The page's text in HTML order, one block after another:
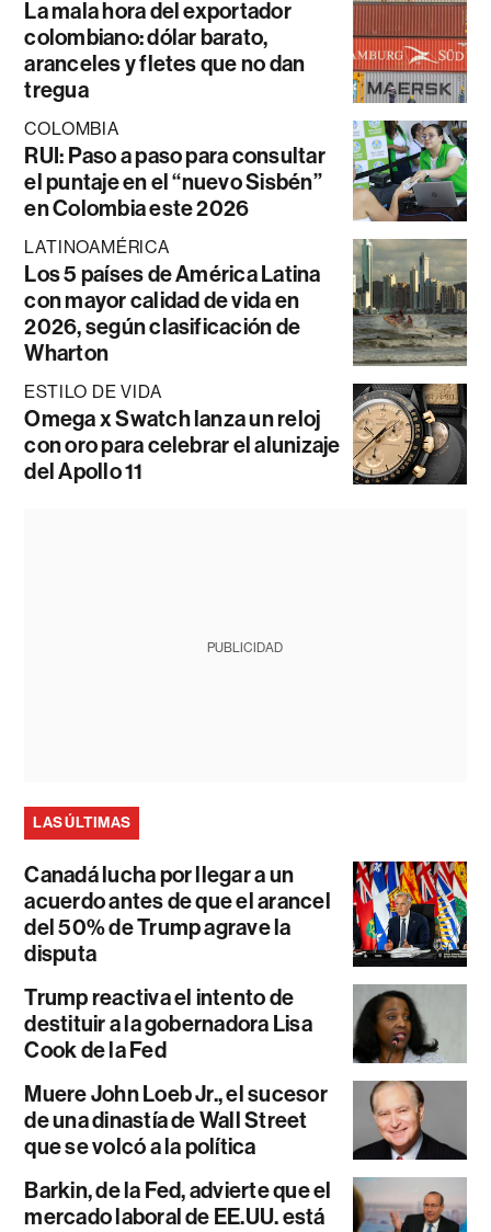
La mala hora del exportador
colombiano: dólar barato,
aranceles y fletes que no dan
tregua
COLOMBIA
RUI: Paso a paso para consultar
el puntaje en el “nuevo Sisbén”
en Colombia este 2026
LATINOAMÉRICA
Los 5 países de América Latina
con mayor calidad de vida en
2026, según clasificación de
Wharton
ESTILO DE VIDA
Omega x Swatch lanza un reloj
con oro para celebrar el alunizaje
del Apollo 11
PUBLICIDAD
LAS ÚLTIMAS
Canadá lucha por llegar a un
acuerdo antes de que el arancel
del 50% de Trump agrave la
disputa
Trump reactiva el intento de
destituir a la gobernadora Lisa
Cook de la Fed
Muere John Loeb Jr., el sucesor
de una dinastía de Wall Street
que se volcó a la política
Barkin, de la Fed, advierte que el
mercado laboral de EE.UU. está